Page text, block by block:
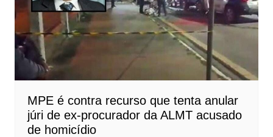
MPE é contra recurso que tenta anular
júri de ex-procurador da ALMT acusado
de homicídio